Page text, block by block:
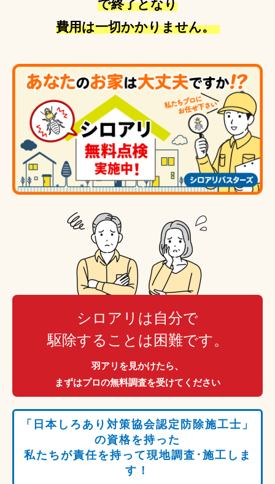
で終了となり
費用は一切かかりません。
シロアリは自分で
駆除することは困難です。
羽アリを見かけたら、
まずはプロの無料調査を受けてください
「日本しろあり対策協会認定防除施工士」
の資格を持った
私たちが責任を持って現地調査･施工しま
す！